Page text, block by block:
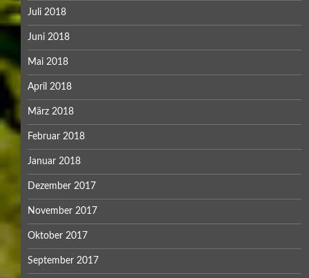
Juli 2018
Juni 2018
Mai 2018
April 2018
März 2018
Februar 2018
Januar 2018
Dezember 2017
November 2017
Oktober 2017
September 2017